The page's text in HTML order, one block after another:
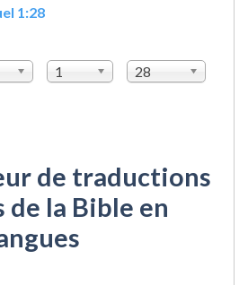
1:28
1 28
de traductions
de la Bible en